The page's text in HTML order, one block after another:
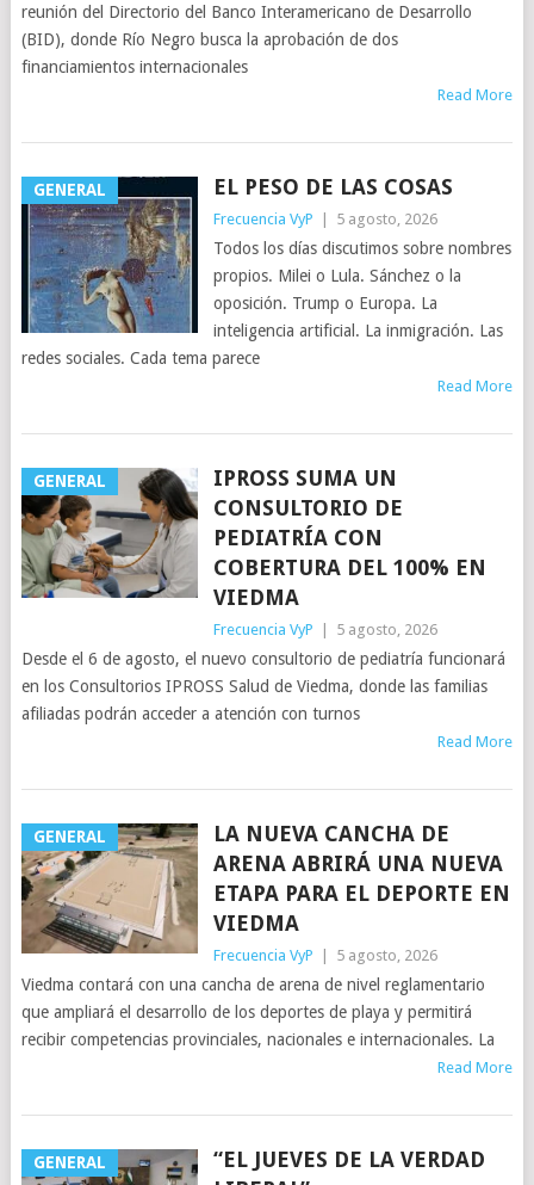
reunión del Directorio del Banco Interamericano de Desarrollo
(BID), donde Río Negro busca la aprobación de dos
financiamientos internacionales
Read More
GENERAL EL PESO DE LAS COSAS
Frecuencia VyP | 5 agosto, 2026
Todos los días discutimos sobre nombres
propios. Milei o Lula. Sánchez o la
oposición. Trump o Europa. La
inteligencia artificial. La inmigración. Las
redes sociales. Cada tema parece
Read More
GENERAL
IPROSS SUMA UN
CONSULTORIO DE
PEDIATRÍA CON
COBERTURA DEL 100% EN
VIEDMA
Frecuencia VyP | 5 agosto, 2026
Desde el 6 de agosto, el nuevo consultorio de pediatría funcionará
en los Consultorios IPROSS Salud de Viedma, donde las familias
afiliadas podrán acceder a atención con turnos
Read More
GENERAL
LA NUEVA CANCHA DE
ARENA ABRIRÁ UNA NUEVA
ETAPA PARA EL DEPORTE EN
VIEDMA
Frecuencia VyP | 5 agosto, 2026
Viedma contará con una cancha de arena de nivel reglamentario
que ampliará el desarrollo de los deportes de playa y permitirá
recibir competencias provinciales, nacionales e internacionales. La
Read More
GENERAL
“EL JUEVES DE LA VERDAD